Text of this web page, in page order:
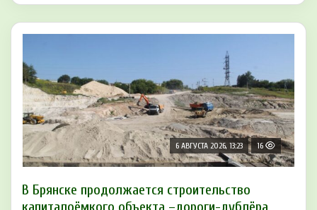
6 АВГУСТА 2026, 13:23 16
В Брянске продолжается строительство